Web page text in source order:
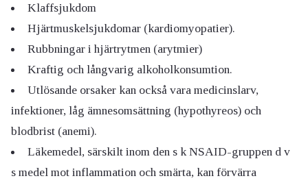
Klaffsjukdom
Hjärtmuskelsjukdomar (kardiomyopatier).
Rubbningar i hjärtrytmen (arytmier)
Kraftig och långvarig alkoholkonsumtion.
Utlösande orsaker kan också vara medicinslarv,
infektioner, låg ämnesomsättning (hypothyreos) och
blodbrist (anemi).
Läkemedel, särskilt inom den s k NSAID-gruppen d v
s medel mot inflammation och smärta, kan förvärra